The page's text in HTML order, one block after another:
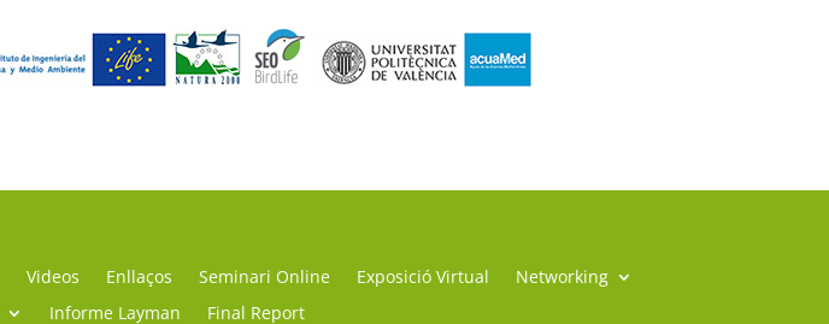
Videos Enllaços Seminari Online Exposició Virtual
Networking
Informe Layman Final Report